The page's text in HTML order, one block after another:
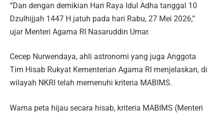
“Dan dengan demikian Hari Raya Idul Adha tanggal 10
Dzulhijjah 1447 H jatuh pada hari Rabu, 27 Mei 2026,”
ujar Menteri Agama RI Nasaruddin Umar.
Cecep Nurwendaya, ahli astronomi yang juga Anggota
Tim Hisab Rukyat Kementerian Agama RI menjelaskan, di
wilayah NKRI telah memenuhi kriteria MABIMS.
Warna peta hijau secara hisab, kriteria MABIMS (Menteri